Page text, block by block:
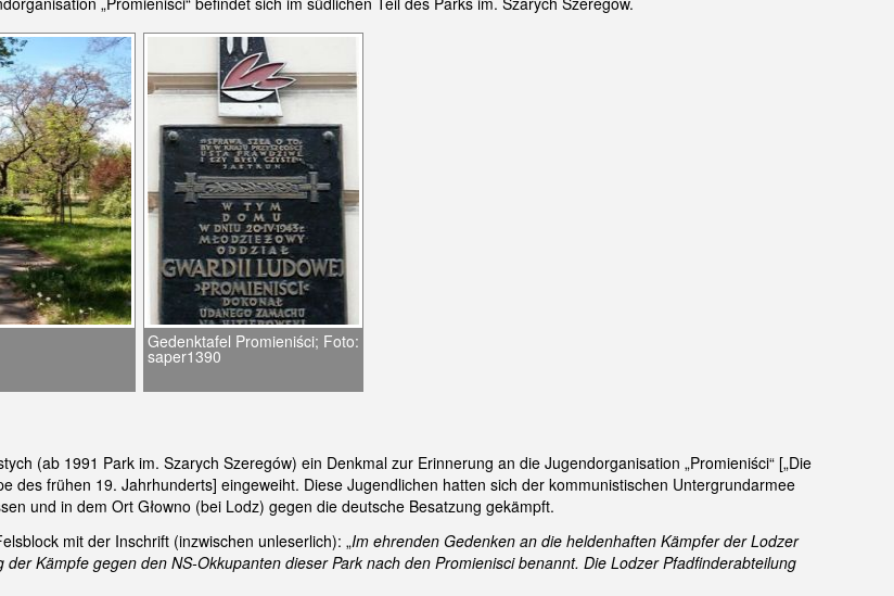
Gedenktafel Promieniści; Foto:
saper1390
(ab 1991 Park im. Szarych Szeregów) ein Denkmal zur Erinnerung an die Jugendorganisation „Promieniści“ [„Die
des frühen 19. Jahrhunderts] eingeweiht. Diese Jugendlichen hatten sich der kommunistischen Untergrundarmee
und in dem Ort Głowno (bei Lodz) gegen die deutsche Besatzung gekämpft.
mit der Inschrift (inzwischen unleserlich): „Im ehrenden Gedenken an die heldenhaften Kämpfer der Lodzer
Kämpfe gegen den NS-Okkupanten dieser Park nach den Promienisci benannt. Die Lodzer Pfadfinderabteilung